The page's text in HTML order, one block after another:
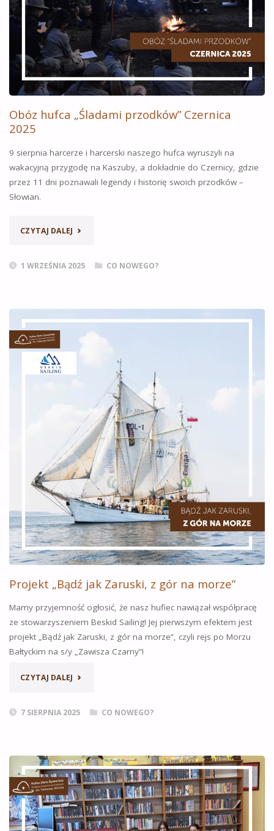
Obóz hufca „Śladami przodków” Czernica
2025
9 sierpnia harcerze i harcerski naszego hufca wyruszyli na
wakacyjną przygodę na Kaszuby, a dokładnie do Czernicy, gdzie
przez 11 dni poznawali legendy i historię swoich przodków –
Słowian.
CZYTAJ DALEJ „OBÓZ
2025″
1 WRZEŚNIA 2025 CO NOWEGO?
Projekt „Bądź jak Zaruski, z gór na morze”
Mamy przyjemność ogłosić, że nasz hufiec nawiązał współpracę
ze stowarzyszeniem Beskid Sailing! Jej pierwszym efektem jest
projekt „Bądź jak Zaruski, z gór na morze”, czyli rejs po Morzu
Bałtyckim na s/y „Zawisza Czarny”!
CZYTAJ DALEJ „PROJEKT
Z
GÓR
NA
7 SIERPNIA 2025 CO NOWEGO?